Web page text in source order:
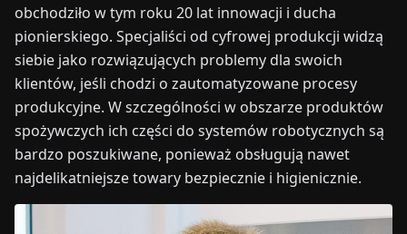
SKONTAKTUJ
SIĘ
Z
NAMI
obchodziło w tym roku 20 lat innowacji i ducha
pionierskiego. Specjaliści od cyfrowej produkcji widzą
siebie jako rozwiązujących problemy dla swoich
klientów, jeśli chodzi o zautomatyzowane procesy
produkcyjne. W szczególności w obszarze produktów
spożywczych ich części do systemów robotycznych są
bardzo poszukiwane, ponieważ obsługują nawet
najdelikatniejsze towary bezpiecznie i higienicznie.